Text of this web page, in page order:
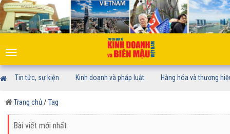
Toggle
navigation
Tin tức, sự kiện Kinh doanh và pháp luật Hàng hóa và thương
Trang chủ/ Tag
Bài viết mới nhất